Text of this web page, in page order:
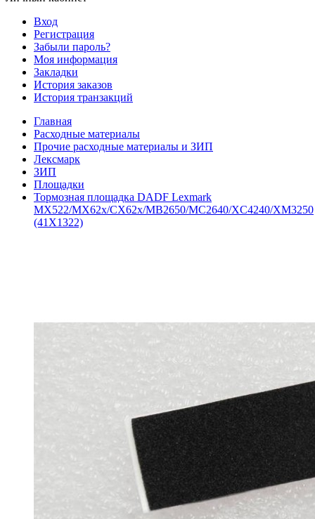
Вход
Регистрация
Забыли пароль?
Моя информация
Закладки
История заказов
История транзакций
Главная
Расходные материалы
Прочие расходные материалы и ЗИП
Лексмарк
ЗИП
Площадки
Тормозная площадка DADF Lexmark
MX522/MX62x/CX62x/MB2650/MC2640/XC4240/XM3250
(41X1322)